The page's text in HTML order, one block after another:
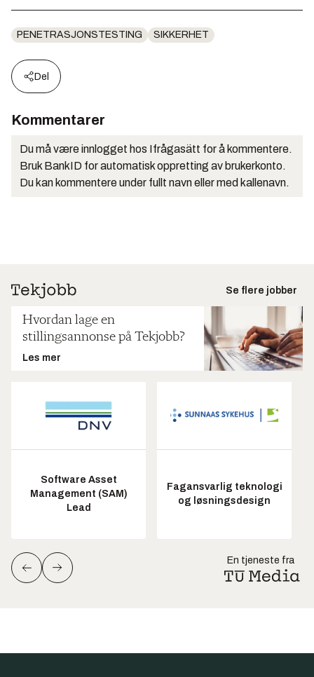
PENETRASJONSTESTING SIKKERHET
Del
Kommentarer
Du må være innlogget hos Ifrågasätt for å kommentere.
Bruk BankID for automatisk oppretting av brukerkonto.
Du kan kommentere under fullt navn eller med kallenavn.
Se flere jobber
Hvordan lage en
stillingsannonse på Tekjobb?
Les mer
Software Asset
Management (SAM)
Lead
Fagansvarlig teknologi
og løsningsdesign
En tjeneste fra